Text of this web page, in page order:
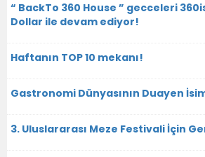
“ BackTo 360 House ” gecceleri
Dollar ile devam ediyor!
Haftanın TOP 10 mekanı!
Gastronomi Dünyasının Duayen
3. Uluslararası Meze Festivali İçin